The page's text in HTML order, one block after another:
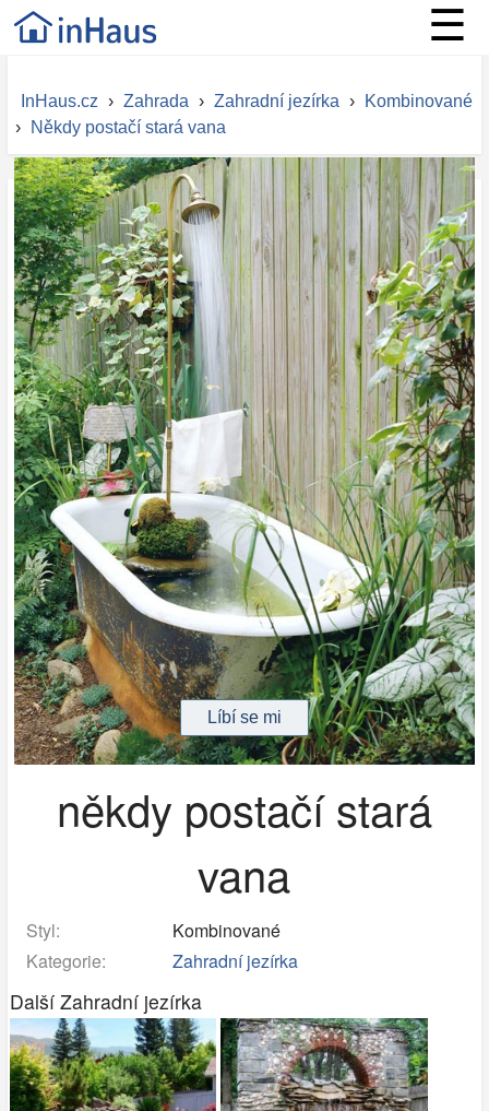
☰
InHaus.cz › Zahrada › Zahradní jezírka ›
Kombinované
›
Někdy postačí stará vana
někdy postačí stará
vana
Styl:
Kombinované
Kategorie:
Zahradní jezírka
Další Zahradní jezírka